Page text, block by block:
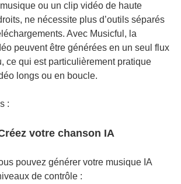
ou un clip vidéo de haute
ne nécessite plus d’outils séparés
Avec Musicful, la
peuvent être générées en un seul flux
ce qui est particulièrement pratique
longs ou en boucle.
:
votre chanson IA
pouvez générer votre musique IA
de contrôle :